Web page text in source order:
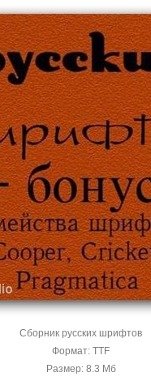
Сборник русских шрифтов
Формат: TTF
Размер: 8.3 Мб